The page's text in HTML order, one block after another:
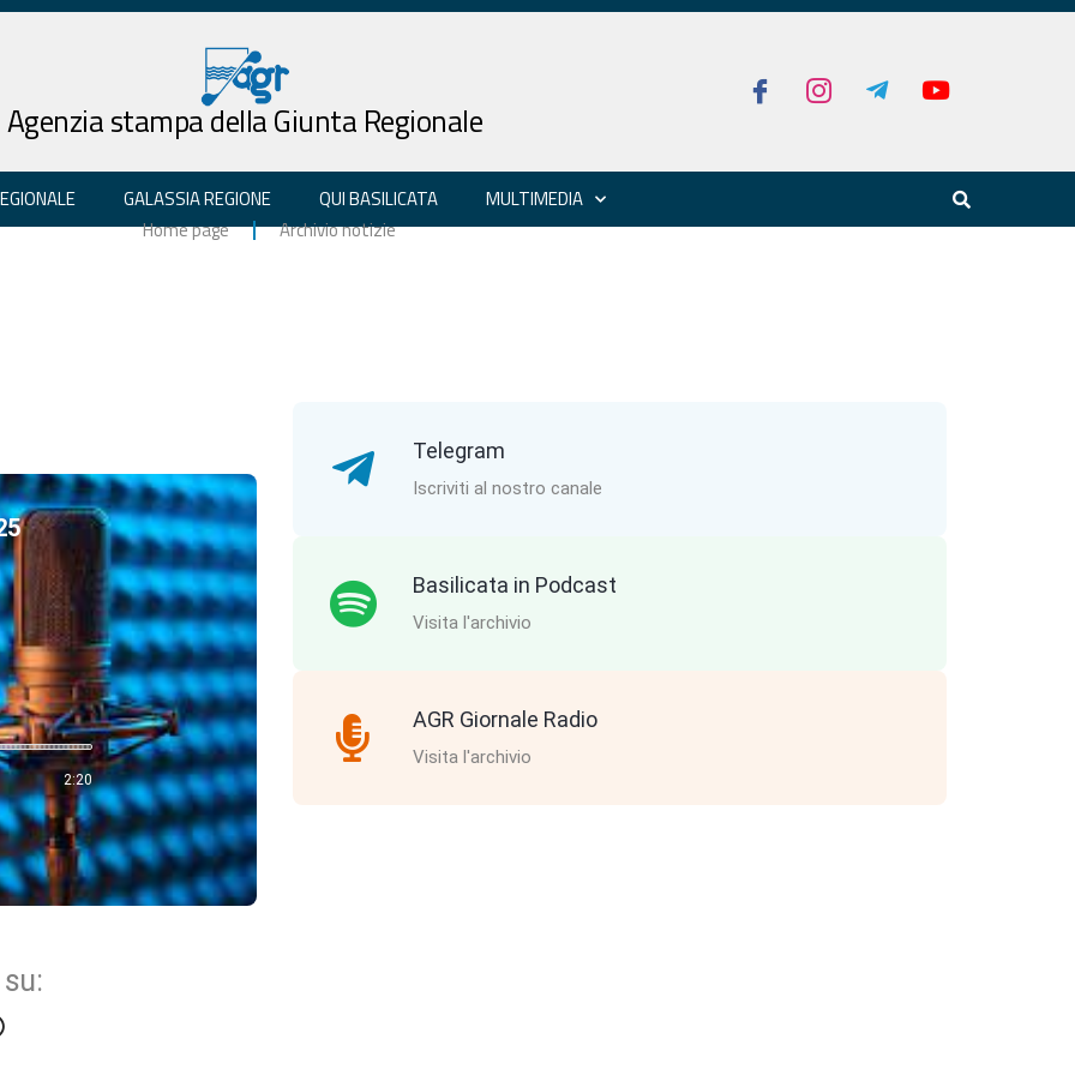
Agenzia stampa della Giunta Regionale
GALASSIA REGIONE QUI BASILICATA
MULTIMEDIA
Home page
Archivio notizie
2:20
Telegram
Iscriviti al nostro canale
Basilicata in Podcast
Visita l'archivio
AGR Giornale Radio
Visita l'archivio